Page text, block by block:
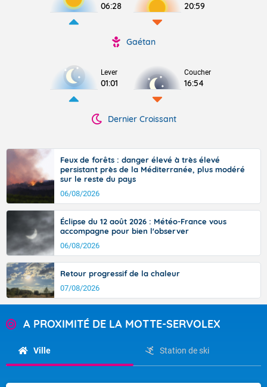
06:28 20:59
Gaétan
Lever
01:01
Coucher
16:54
Dernier Croissant
Feux de forêts : danger élevé à très élevé
persistant près de la Méditerranée, plus modéré
sur le reste du pays
06/08/2026
Éclipse du 12 août 2026 : Météo-France vous
accompagne pour bien l'observer
06/08/2026
Retour progressif de la chaleur
07/08/2026
A PROXIMITÉ DE LA MOTTE-SERVOLEX
Ville Station de ski